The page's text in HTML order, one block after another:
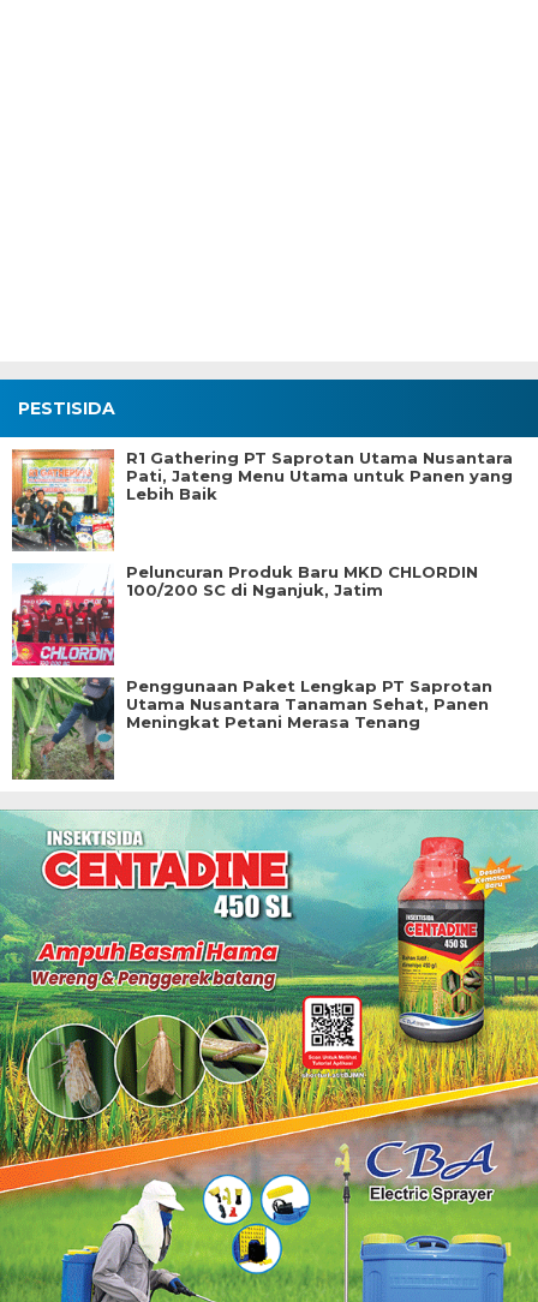
PESTISIDA
R1 Gathering PT Saprotan Utama Nusantara
Pati, Jateng Menu Utama untuk Panen yang
Lebih Baik
Peluncuran Produk Baru MKD CHLORDIN
100/200 SC di Nganjuk, Jatim
Penggunaan Paket Lengkap PT Saprotan
Utama Nusantara Tanaman Sehat, Panen
Meningkat Petani Merasa Tenang